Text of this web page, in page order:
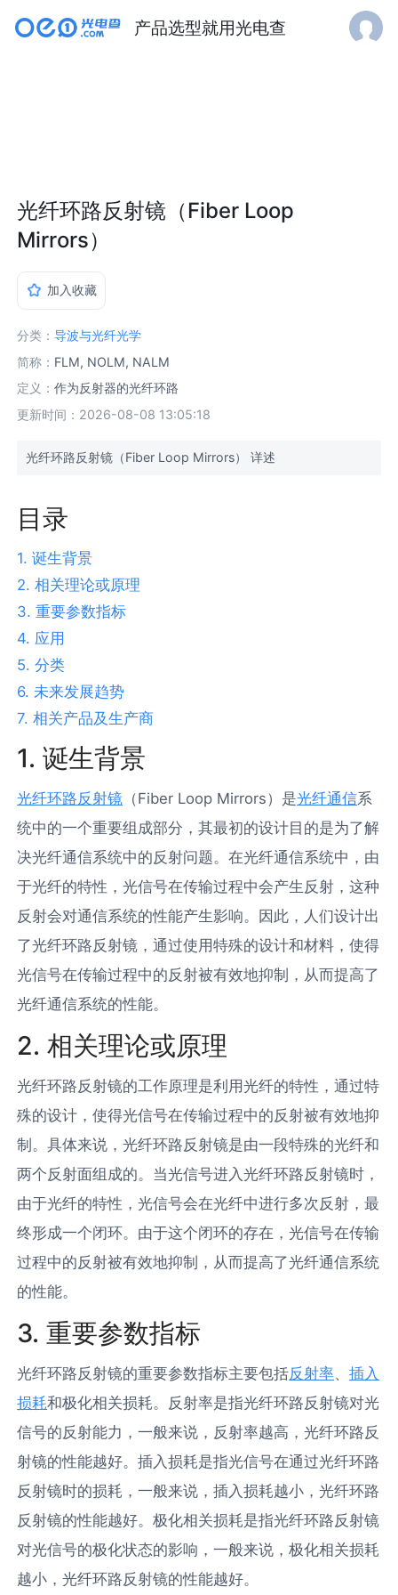
产品选型就用光电查
光纤环路反射镜（Fiber Loop
Mirrors）
加入收藏
分类：导波与光纤光学
简称： FLM, NOLM, NALM
定义：作为反射器的光纤环路
更新时间：2026-08-08 13:05:18
光纤环路反射镜（Fiber Loop Mirrors） 详述
目录
1. 诞生背景
2. 相关理论或原理
3. 重要参数指标
4. 应用
5. 分类
6. 未来发展趋势
7. 相关产品及生产商
1. 诞生背景
光纤环路反射镜 （Fiber Loop Mirrors）是光纤通信系
统中的一个重要组成部分，其最初的设计目的是为了解
决光纤通信系统中的反射问题。在光纤通信系统中，由
于光纤的特性，光信号在传输过程中会产生反射，这种
反射会对通信系统的性能产生影响。因此，人们设计出
了光纤环路反射镜，通过使用特殊的设计和材料，使得
光信号在传输过程中的反射被有效地抑制，从而提高了
光纤通信系统的性能。
2. 相关理论或原理
光纤环路反射镜的工作原理是利用光纤的特性，通过特
殊的设计，使得光信号在传输过程中的反射被有效地抑
制。具体来说，光纤环路反射镜是由一段特殊的光纤和
两个反射面组成的。当光信号进入光纤环路反射镜时，
由于光纤的特性，光信号会在光纤中进行多次反射，最
终形成一个闭环。由于这个闭环的存在，光信号在传输
过程中的反射被有效地抑制，从而提高了光纤通信系统
的性能。
3. 重要参数指标
光纤环路反射镜的重要参数指标主要包括反射率、插入
损耗和极化相关损耗。反射率是指光纤环路反射镜对光
信号的反射能力，一般来说，反射率越高，光纤环路反
射镜的性能越好。插入损耗是指光信号在通过光纤环路
反射镜时的损耗，一般来说，插入损耗越小，光纤环路
反射镜的性能越好。极化相关损耗是指光纤环路反射镜
对光信号的极化状态的影响，一般来说，极化相关损耗
越小，光纤环路反射镜的性能越好。